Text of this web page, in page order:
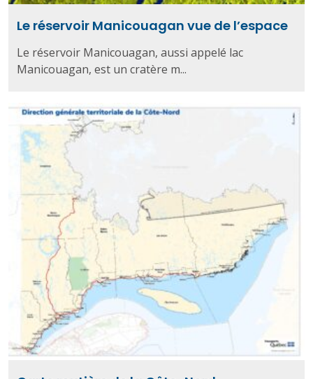
Le réservoir Manicouagan vue de l’espace
Le réservoir Manicouagan, aussi appelé lac
Manicouagan, est un cratère m...